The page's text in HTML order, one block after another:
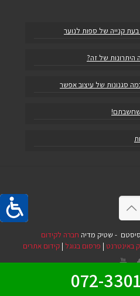
קנייה של ספות לנוער
היתרונות של זה?
סגנונות של עיצוב אפשר
סיסטם - שטיק מדיה חברה לקידום
באינטרנט | פרסום בגוגל |קידום אתרים
072-